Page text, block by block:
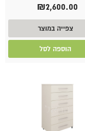
₪2,600.00
צפייה במוצר
הוספה לסל